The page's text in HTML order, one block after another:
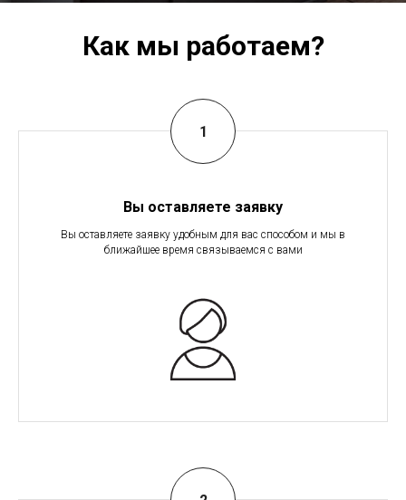
Как мы работаем?
Вы оставляете заявку
Вы оставляете заявку удобным для вас способом и мы в
ближайшее время связываемся с вами